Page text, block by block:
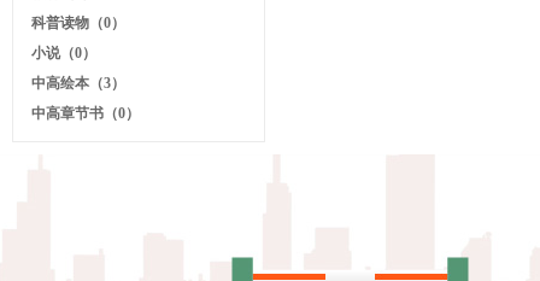
科普读物（0）
小说（0）
中高绘本（3）
中高章节书（0）